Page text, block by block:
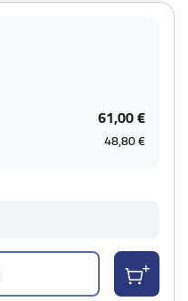
61,00 €
48,80 €